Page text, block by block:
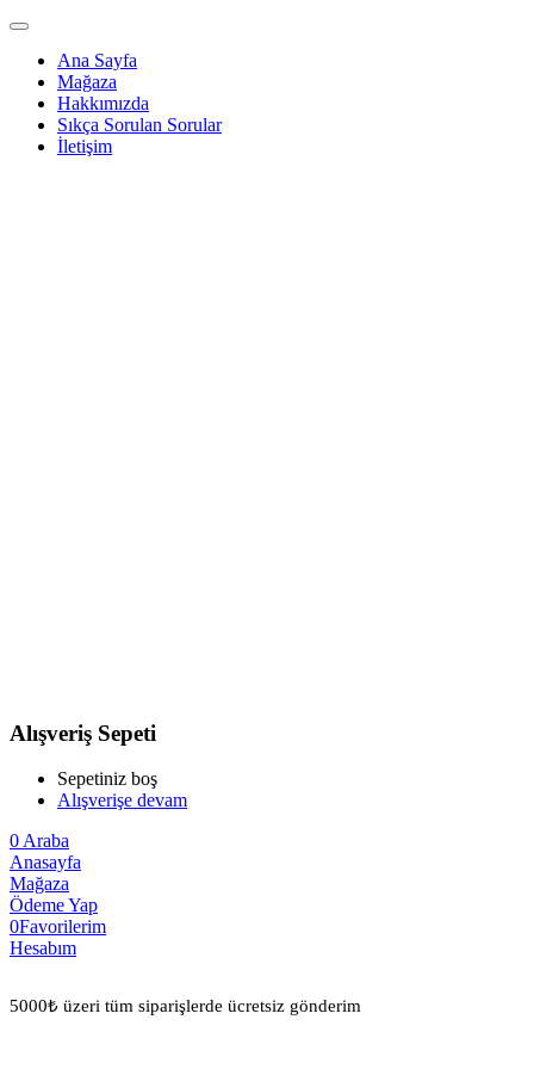
Ana Sayfa
Mağaza
Hakkımızda
Sıkça Sorulan Sorular
İletişim
Alışveriş Sepeti
Sepetiniz boş
Alışverişe devam
0Araba
Anasayfa
Mağaza
Ödeme Yap
0Favorilerim
Hesabım
5000₺ üzeri tüm siparişlerde ücretsiz gönderim